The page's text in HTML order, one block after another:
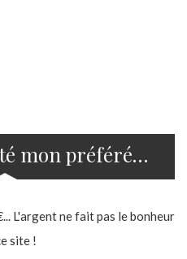
mon préféré…
L'argent ne fait pas le bonheur
site !